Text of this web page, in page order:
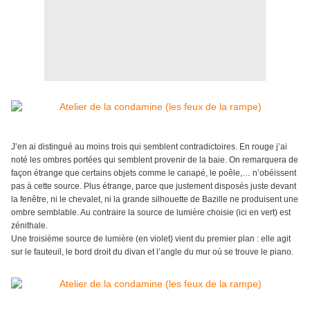
J’en ai distingué au moins trois qui semblent contradictoires. En rouge j’ai
noté les ombres portées qui semblent provenir de la baie. On remarquera de
façon étrange que certains objets comme le canapé, le poêle,… n’obéissent
pas à cette source. Plus étrange, parce que justement disposés juste devant
la fenêtre, ni le chevalet, ni la grande silhouette de Bazille ne produisent une
ombre semblable. Au contraire la source de lumière choisie (ici en vert) est
zénithale.
Une troisième source de lumière (en violet) vient du premier plan : elle agit
sur le fauteuil, le bord droit du divan et l’angle du mur où se trouve le piano.